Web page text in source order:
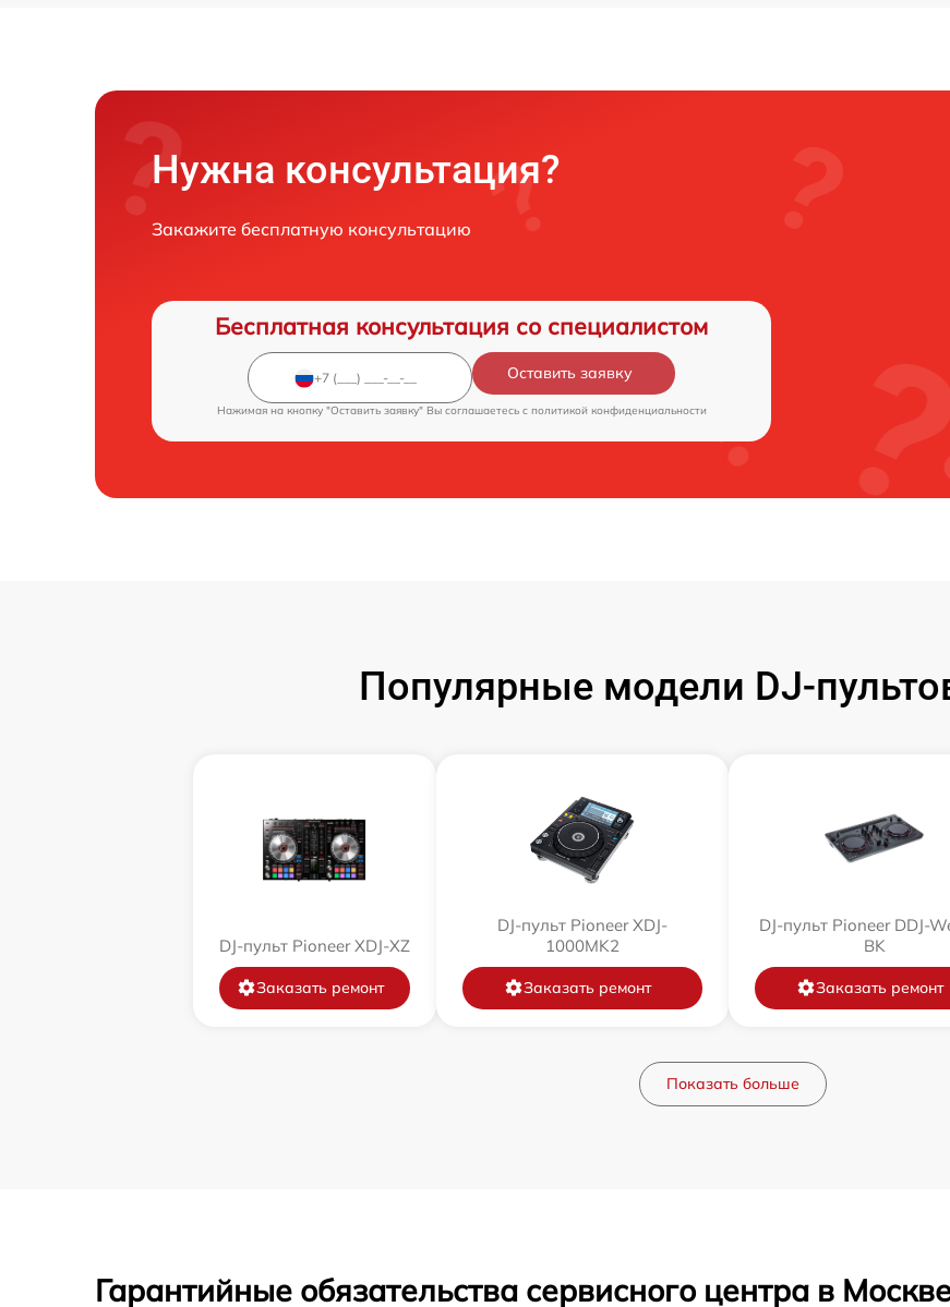
Нужна консультация?
Закажите бесплатную консультацию
Бесплатная консультация со специалистом
Оставить заявку
Нажимая на кнопку "Оставить заявку" Вы соглашаетесь c политикой конфиденциальности
Популярные модели DJ-
DJ-пульт Pioneer XDJ-XZ
Заказать ремонт
DJ-пульт Pioneer XDJ-
1000MK2
Заказать ремонт
DJ-пульт Pioneer DDJ-
BK
Заказать ремонт
Показать больше
Гарантийные обязательства сервисного центра в